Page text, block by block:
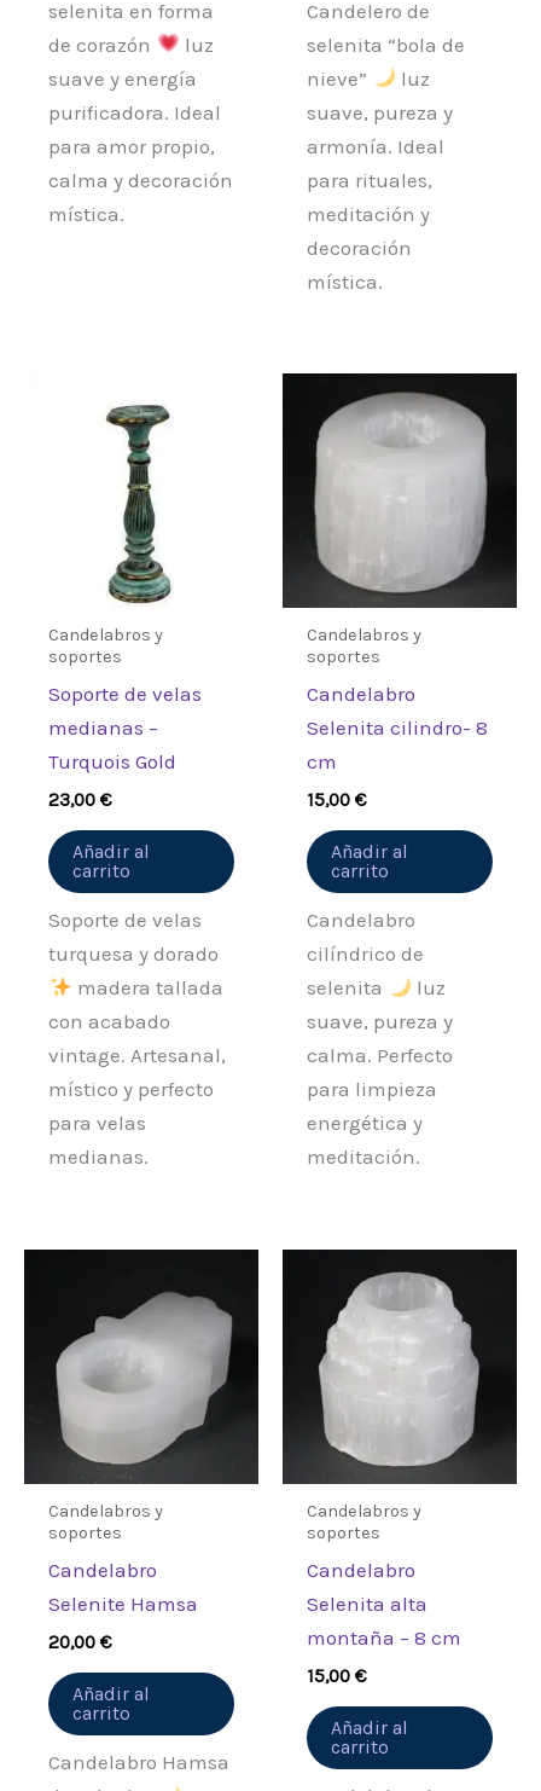
selenita en forma
de corazón
luz
suave y energía
purificadora. Ideal
para amor propio,
calma y decoración
mística.
Candelero de
selenita “bola de
nieve”
luz
suave, pureza y
armonía. Ideal
para rituales,
meditación y
decoración
mística.
Candelabros y
soportes
Soporte de velas
medianas –
Turquois Gold
23,00€
Añadir al
carrito
Soporte de velas
turquesa y dorado
madera tallada
con acabado
vintage. Artesanal,
místico y perfecto
para velas
medianas.
Candelabros y
soportes
Candelabro
Selenita cilindro- 8
cm
15,00€
Añadir al
carrito
Candelabro
cilíndrico de
selenita
luz
suave, pureza y
calma. Perfecto
para limpieza
energética y
meditación.
Candelabros y
soportes
Candelabro
Selenite Hamsa
20,00€
Añadir al
carrito
Candelabro Hamsa
Candelabros y
soportes
Candelabro
Selenita alta
montaña – 8 cm
15,00€
Añadir al
carrito